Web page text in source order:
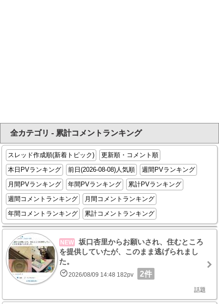
全カテゴリ - 累計コメントランキング
スレッド作成順(新着トピック)
更新順・コメント順
本日PVランキング
前日(2026-08-08)人気順
週間PVランキング
月間PVランキング
年間PVランキング
累計PVランキング
週間コメントランキング
月間コメントランキング
年間コメントランキング
累計コメントランキング
NEW
坂口杏里からお願いされ、住むところ
を提供していたが、このまま逃げられまし
た。
2026/08/09 14:48 182pv 2件
話題